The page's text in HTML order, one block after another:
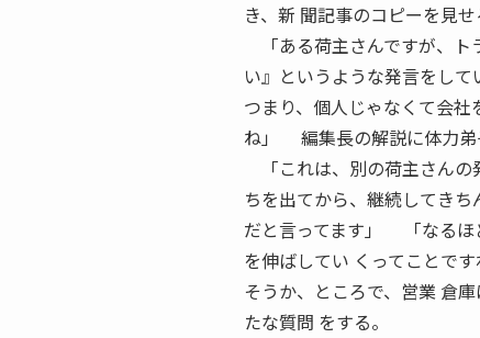
き、新 聞記事のコピーを見せ
「ある荷主さんですが、ト
い』というような発言をし
つまり、個人じゃなくて会
ね」 編集長の解説に体力弟
「これは、別の荷主さんの
ちを出てから、継続してき
だと言ってます」 「なるほ
を伸ばしてい くってことです
そうか、ところで、営業 倉
たな質問 をする。